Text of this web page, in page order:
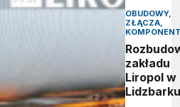
OBUDOWY,
ZŁĄCZA,
zakładu
Liropol w
Lidzbarku